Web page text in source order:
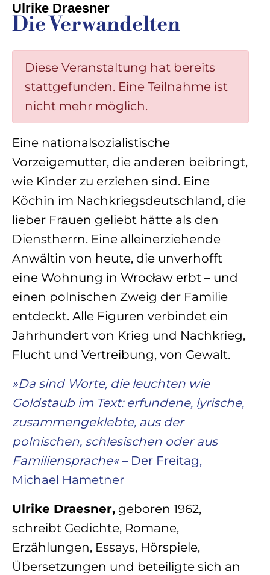
Ulrike Draesner
Die Verwandelten
Diese Veranstaltung hat bereits
stattgefunden. Eine Teilnahme ist
nicht mehr möglich.
Eine nationalsozialistische
Vorzeigemutter, die anderen beibringt,
wie Kinder zu erziehen sind. Eine
Köchin im Nachkriegsdeutschland, die
lieber Frauen geliebt hätte als den
Dienstherrn. Eine alleinerziehende
Anwältin von heute, die unverhofft
eine Wohnung in Wrocław erbt – und
einen polnischen Zweig der Familie
entdeckt. Alle Figuren verbindet ein
Jahrhundert von Krieg und Nachkrieg,
Flucht und Vertreibung, von Gewalt.
»Da sind Worte, die leuchten wie
Goldstaub im Text: erfundene, lyrische,
zusammengeklebte, aus der
polnischen, schlesischen oder aus
Familiensprache«– Der Freitag,
Michael Hametner
Ulrike Draesner, geboren 1962,
schreibt Gedichte, Romane,
Erzählungen, Essays, Hörspiele,
Übersetzungen und beteiligte sich an